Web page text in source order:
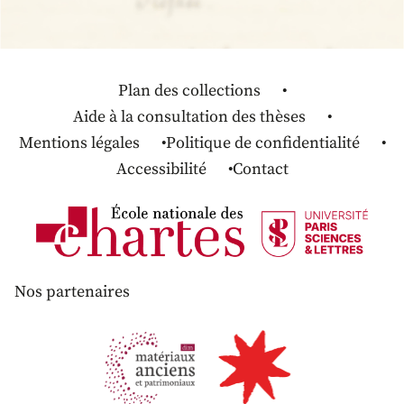
Plan des collections
Aide à la consultation des thèses
Mentions légales
Politique de confidentialité
Accessibilité
Contact
Nos partenaires